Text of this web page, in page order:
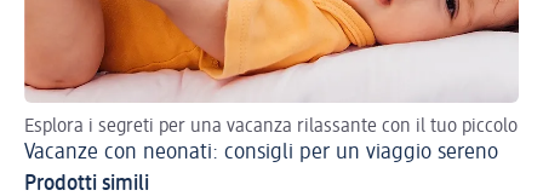
Esplora i segreti per una vacanza rilassante con il tuo piccolo
Vacanze con neonati: consigli per un viaggio sereno
Prodotti simili